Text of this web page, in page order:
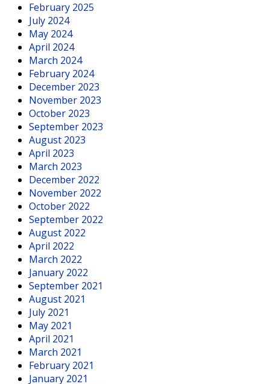
February 2025
July 2024
May 2024
April 2024
March 2024
February 2024
December 2023
November 2023
October 2023
September 2023
August 2023
April 2023
March 2023
December 2022
November 2022
October 2022
September 2022
August 2022
April 2022
March 2022
January 2022
September 2021
August 2021
July 2021
May 2021
April 2021
March 2021
February 2021
January 2021